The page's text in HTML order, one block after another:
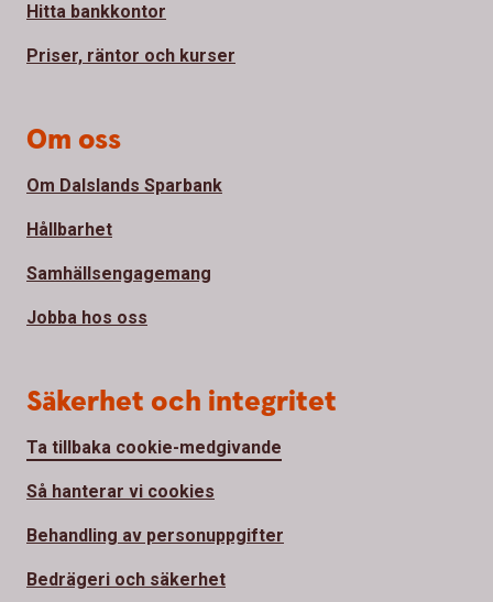
Hitta bankkontor
Priser, räntor och kurser
Om oss
Om Dalslands Sparbank
Hållbarhet
Samhällsengagemang
Jobba hos oss
Säkerhet och integritet
Ta tillbaka cookie-medgivande
Så hanterar vi cookies
Behandling av personuppgifter
Bedrägeri och säkerhet